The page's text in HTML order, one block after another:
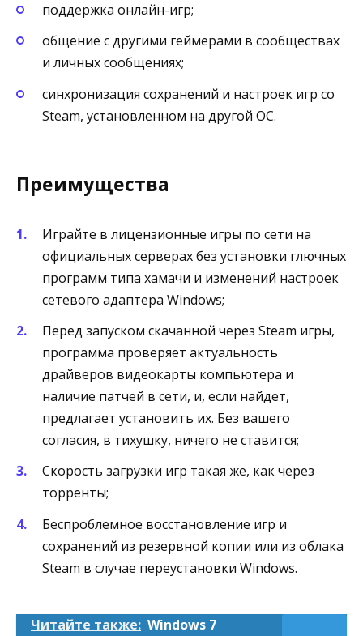
поддержка онлайн-игр;
общение с другими геймерами в сообществах
и личных сообщениях;
синхронизация сохранений и настроек игр со
Steam, установленном на другой ОС.
Преимущества
Играйте в лицензионные игры по сети на
официальных серверах без установки глючных
программ типа хамачи и изменений настроек
сетевого адаптера Windows;
Перед запуском скачанной через Steam игры,
программа проверяет актуальность
драйверов видеокарты компьютера и
наличие патчей в сети, и, если найдет,
предлагает установить их. Без вашего
согласия, в тихушку, ничего не ставится;
Скорость загрузки игр такая же, как через
торренты;
Беспроблемное восстановление игр и
сохранений из резервной копии или из облака
Steam в случае переустановки Windows.
Читайте также: Windows 7